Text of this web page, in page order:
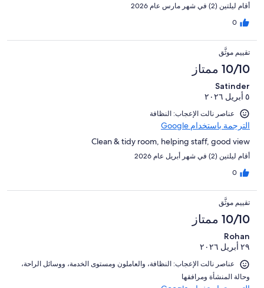
أقام ليلتين (2) في شهر مارس عام 2026
0
تقييم موثَّق
10/10 ممتاز
Satinder
٥ أبريل ٢٠٢٦
عناصر نالت الإعجاب: النظافة
الترجمة باستخدام Google
Clean & tidy room, helping staff, good view
أقام ليلتين (2) في شهر أبريل عام 2026
0
تقييم موثَّق
10/10 ممتاز
Rohan
٢٩ أبريل ٢٠٢٦
عناصر نالت الإعجاب: ⁦النظافة⁩، و⁦العاملون ومستوى الخدمة⁩، و⁦وسائل الراحة⁩،
و⁦حالة المنشأة ومرافقها⁩